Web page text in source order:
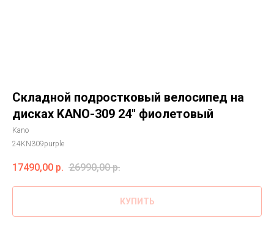
Складной подростковый велосипед на
дисках KANO-309 24'' фиолетовый
Kano
24KN309purple
17490,00 р. 26990,00 р.
КУПИТЬ